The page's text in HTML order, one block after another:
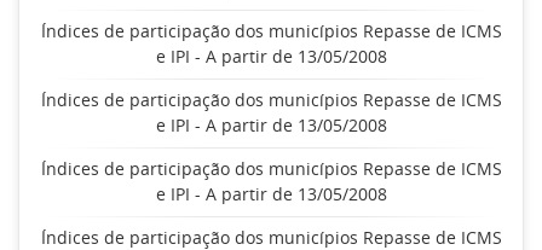
Índices de participação dos municípios Repasse de ICMS
e IPI - A partir de 13/05/2008
Índices de participação dos municípios Repasse de ICMS
e IPI - A partir de 13/05/2008
Índices de participação dos municípios Repasse de ICMS
e IPI - A partir de 13/05/2008
Índices de participação dos municípios Repasse de ICMS